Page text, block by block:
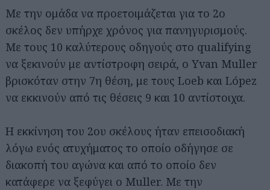
Με την ομάδα να προετοιμάζεται για το 2ο
σκέλος δεν υπήρχε χρόνος για πανηγυρισμούς.
Με τους 10 καλύτερους οδηγούς στο qualifying
να ξεκινούν με αντίστροφη σειρά, ο Yvan Muller
βρισκόταν στην 7η θέση, με τους Loeb και López
να εκκινούν από τις θέσεις 9 και 10 αντίστοιχα.
Η εκκίνηση του 2ου σκέλους ήταν επεισοδιακή
λόγω ενός ατυχήματος το οποίο οδήγησε σε
διακοπή του αγώνα και από το οποίο δεν
κατάφερε να ξεφύγει ο Muller. Με την